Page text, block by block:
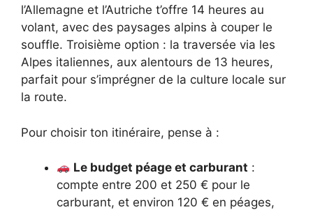
l’Allemagne et l’Autriche t’offre 14 heures au
volant, avec des paysages alpins à couper le
souffle. Troisième option : la traversée via les
Alpes italiennes, aux alentours de 13 heures,
parfait pour s’imprégner de la culture locale sur
la route.
Pour choisir ton itinéraire, pense à :
Le budget péage et carburant :
compte entre 200 et 250 € pour le
carburant, et environ 120 € en péages,